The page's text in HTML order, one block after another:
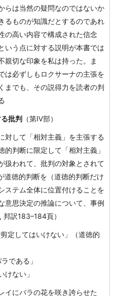
らは当然の疑問なのではないか
るものが知識だとするのであれ
の高い内容で構成された信念
いう点に対する説明が本書では
親切な印象を私は持った。ま
は必ずしもロクサーナの主張を
までも、その説得力を読者の判
批判 （第Ⅳ部）
対して「相対主義」を主張する
的判断に限定して「相対主義」
扱われて、批判の対象とされて
徳的判断を（道徳的判断だけ
ステム全体に位置付けることを
意思決定の推論について、事例
訳183–184頁）
定してはいけない」（道徳的
である」
けない」
イにバラの花を咲き誇らせた